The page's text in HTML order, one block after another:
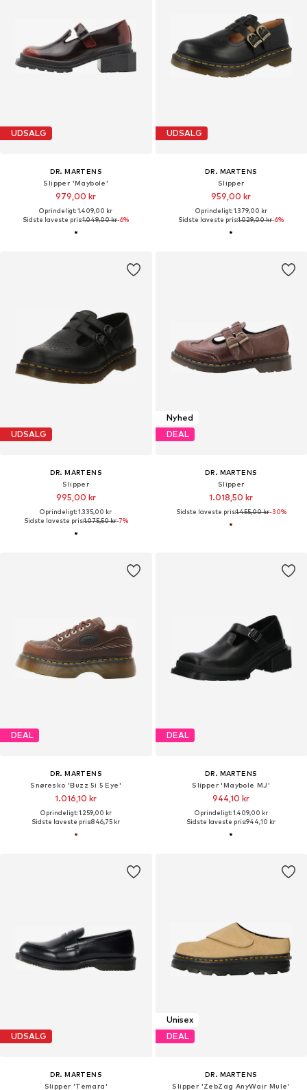
UDSALG
DR. MARTENS
Slipper 'Maybole'
979,00 kr
Oprindeligt: 1.409,00 kr
Sidste laveste pris:1.049,00 kr-6%
UDSALG
DR. MARTENS
Slipper
959,00 kr
Oprindeligt: 1.379,00 kr
Sidste laveste pris:1.029,00 kr-6%
UDSALG
DR. MARTENS
Slipper
995,00 kr
Oprindeligt: 1.335,00 kr
Sidste laveste pris:1.075,50 kr-7%
Nyhed
DEAL
DR. MARTENS
Slipper
1.018,50 kr
Sidste laveste pris:1.455,00 kr-30%
DEAL
DR. MARTENS
Snøresko 'Buzz 5i 5 Eye'
1.016,10 kr
Oprindeligt: 1.259,00 kr
Sidste laveste pris:846,75 kr
DEAL
DR. MARTENS
Slipper 'Maybole MJ'
944,10 kr
Oprindeligt: 1.409,00 kr
Sidste laveste pris:944,10 kr
UDSALG
DR. MARTENS
Slipper 'Temara'
Unisex
DEAL
DR. MARTENS
Slipper 'ZebZag AnyWair Mule'